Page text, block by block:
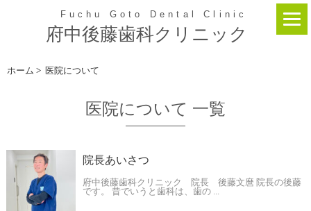
Fuchu Goto Dental Clinic
府中後藤歯科クリニック
ホーム > 医院について
医院について 一覧
院長あいさつ
府中後藤歯科クリニック 院長 後藤文麿 院長の後藤
です。 昔でいうと歯科は、歯の ...